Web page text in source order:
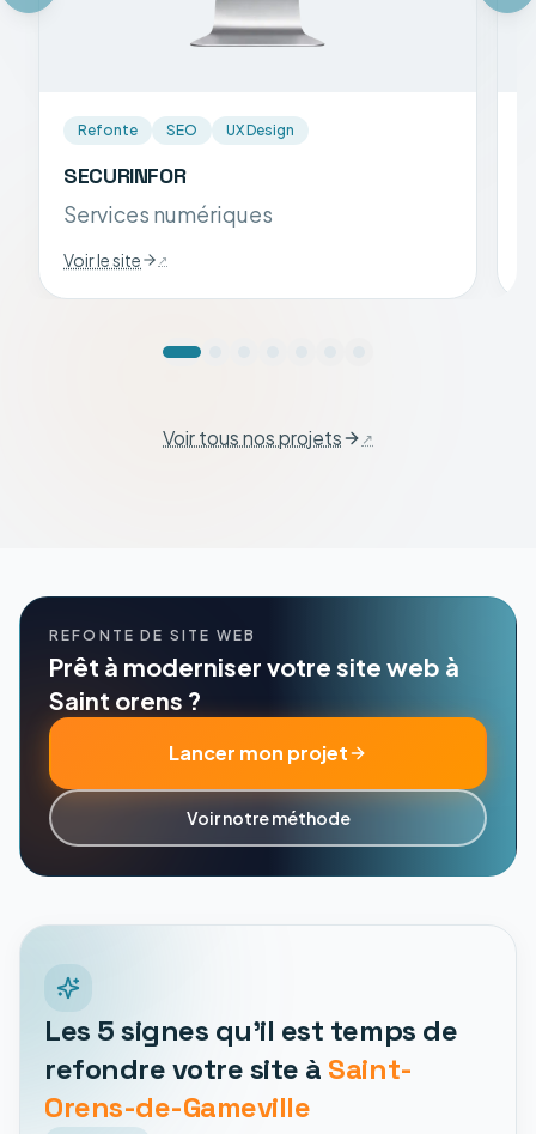
Refonte SEO UX Design
SECURINFOR
Services numériques
Voir le site
Voir tous nos projets
REFONTE DE SITE WEB
Prêt à moderniser votre site web à
Saint orens ?
Lancer mon projet
Voir notre méthode
Les 5 signes qu'il est temps de
refondre votre site à Saint-
Orens-de-Gameville